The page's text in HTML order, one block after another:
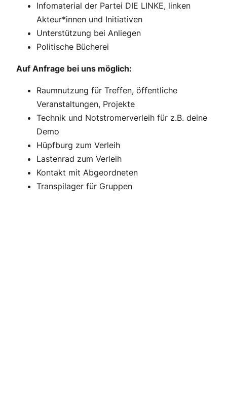
Infomaterial der Partei DIE LINKE, linken
Akteur*innen und Initiativen
Unterstützung bei Anliegen
Politische Bücherei
Auf Anfrage bei uns möglich:
Raumnutzung für Treffen, öffentliche
Veranstaltungen, Projekte
Technik und Notstromerverleih für z.B. deine
Demo
Hüpfburg zum Verleih
Lastenrad zum Verleih
Kontakt mit Abgeordneten
Transpilager für Gruppen